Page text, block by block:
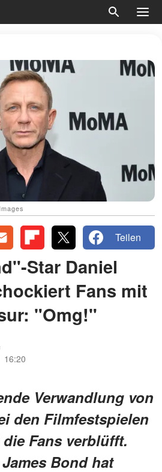
Teilen
Star Daniel
Fans mit
"Omg!"
16:20
Verwandlung von
den Filmfestspielen
Fans verblüfft.
Bond hat